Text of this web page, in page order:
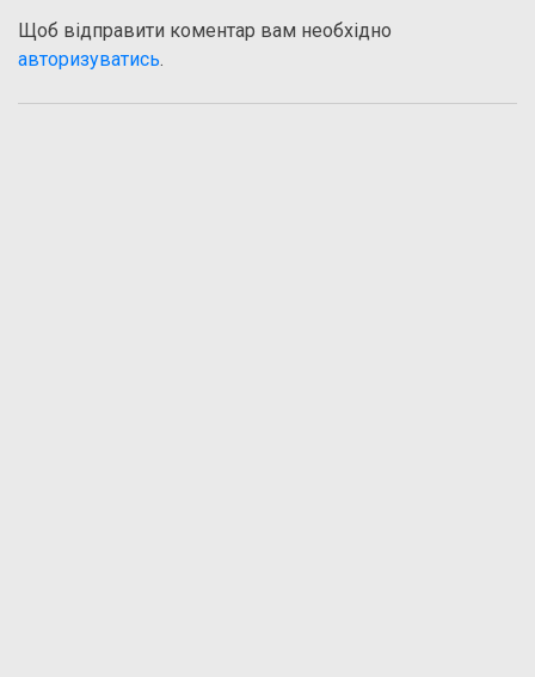
Щоб відправити коментар вам необхідно
авторизуватись.